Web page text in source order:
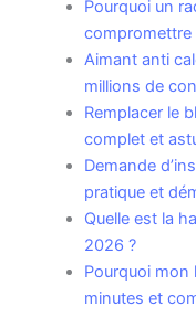
Pourquoi un
compromettre
Aimant anti
millions de
Remplacer le
complet et
Demande
pratique et
Quelle est la
2026 ?
Pourquoi mon
minutes et